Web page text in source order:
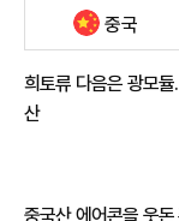
중국
희토류 다음은 광모
산
중국산 에어콘을 웃돈